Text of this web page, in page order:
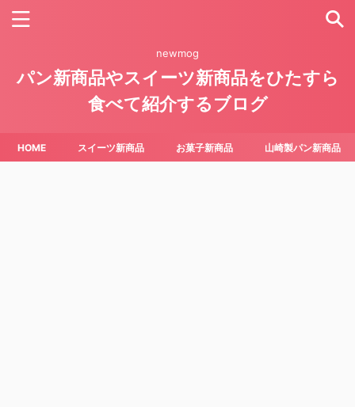
newmog
パン新商品やスイーツ新商品をひたすら
食べて紹介するブログ
HOME スイーツ新商品 お菓子新商品 山崎製パン新商品